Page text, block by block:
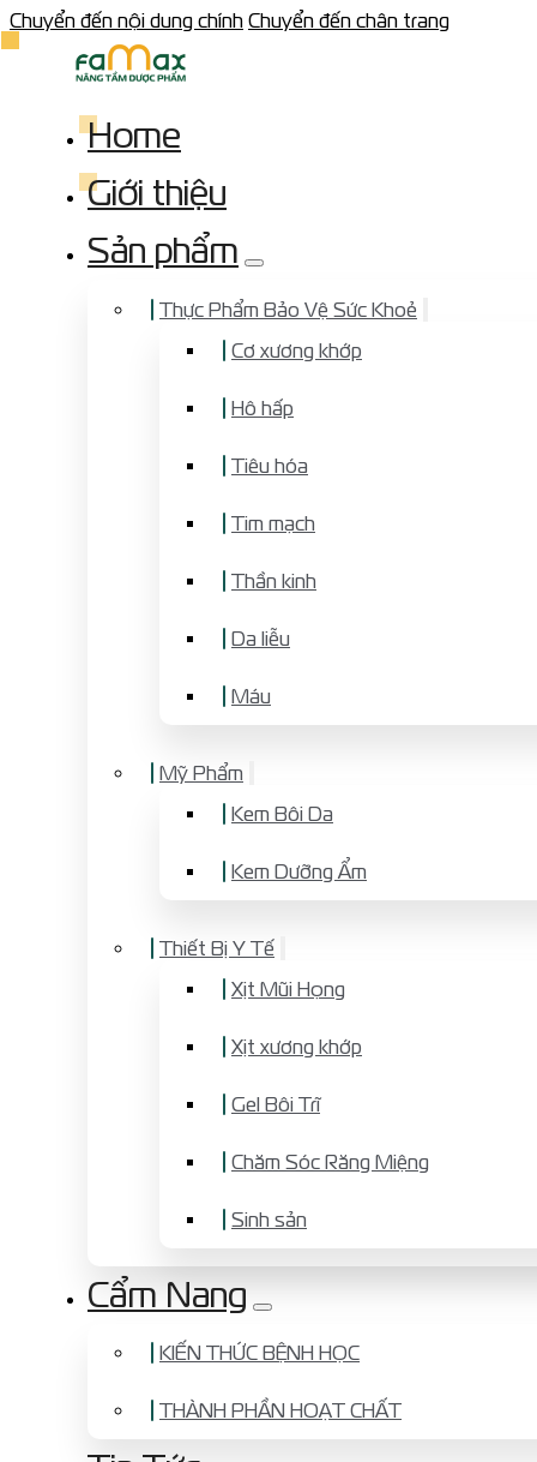
Chuyển đến nội dung chính Chuyển đến chân trang
Home
Giới thiệu
Sản phẩm
Thực Phẩm Bảo Vệ Sức Khoẻ
Cơ xương khớp
Hô hấp
Tiêu hóa
Tim mạch
Thần kinh
Da liễu
Máu
Mỹ Phẩm
Kem Bôi Da
Kem Dưỡng Ẩm
Thiết Bị Y Tế
Xịt Mũi Họng
Xịt xương khớp
Gel Bôi Trĩ
Chăm Sóc Răng Miệng
Sinh sản
Cẩm Nang
KIẾN THỨC BỆNH HỌC
THÀNH PHẦN HOẠT CHẤT